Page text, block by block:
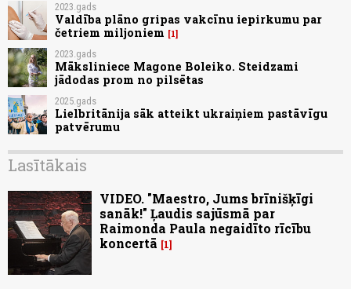
2023.gads
Valdība plāno gripas vakcīnu iepirkumu par
četriem miljoniem
1
2023.gads
Māksliniece Magone Boleiko. Steidzami
jādodas prom no pilsētas
2025.gads
Lielbritānija sāk atteikt ukraiņiem pastāvīgu
patvērumu
Lasītākais
VIDEO. "Maestro, Jums brīnišķīgi
sanāk!" Ļaudis sajūsmā par
Raimonda Paula negaidīto rīcību
koncertā
1